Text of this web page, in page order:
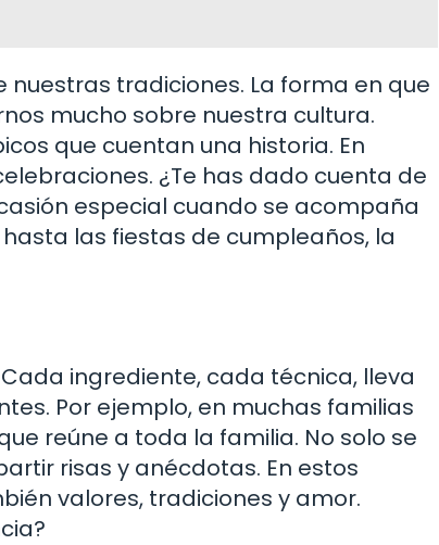
tradiciones. La forma en que
mucho sobre nuestra cultura.
que cuentan una historia. En
¿Te has dado cuenta de
especial cuando se acompaña
las fiestas de cumpleaños, la
ingrediente, cada técnica, lleva
Por ejemplo, en muchas familias
reúne a toda la familia. No solo se
risas y anécdotas. En estos
valores, tradiciones y amor.